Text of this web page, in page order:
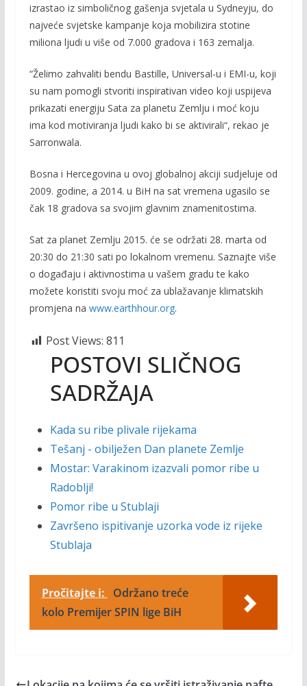
izrastao iz simboličnog gašenja svjetala u Sydneyju, do
najveće svjetske kampanje koja mobilizira stotine
miliona ljudi u više od 7.000 gradova i 163 zemalja.
“Želimo zahvaliti bendu Bastille, Universal-u i EMI-u, koji
su nam pomogli stvoriti inspirativan video koji uspijeva
prikazati energiju Sata za planetu Zemlju i moć koju
ima kod motiviranja ljudi kako bi se aktivirali“, rekao je
Sarronwala.
Bosna i Hercegovina u ovoj globalnoj akciji sudjeluje od
2009. godine, a 2014. u BiH na sat vremena ugasilo se
čak 18 gradova sa svojim glavnim znamenitostima.
Sat za planet Zemlju 2015. će se održati 28. marta od
20:30 do 21:30 sati po lokalnom vremenu. Saznajte više
o događaju i aktivnostima u vašem gradu te kako
možete koristiti svoju moć za ublažavanje klimatskih
promjena na www.earthhour.org.
Post Views: 811
POSTOVI SLIČNOG
SADRŽAJA
Kada su ribe plivale rijekama
Tešanj - obilježen Dan planete Zemlje
Mostar: Varakinom izazvali pomor ribe u
Radoblji!
Pomor ribe u Stublaji
Završeno ispitivanje uzorka vode iz rijeke
Stublaja
Pročitajte i:
Održano treće
kolo Premijer SPIN lige BiH